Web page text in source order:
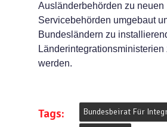
Ausländerbehörden zu neuen
Servicebehörden umgebaut
Bundesländern zu
Länderintegrationsministerien
werden.
Tags: Bundesbeirat Für